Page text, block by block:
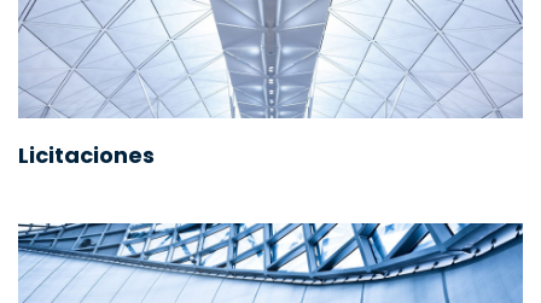
Licitaciones